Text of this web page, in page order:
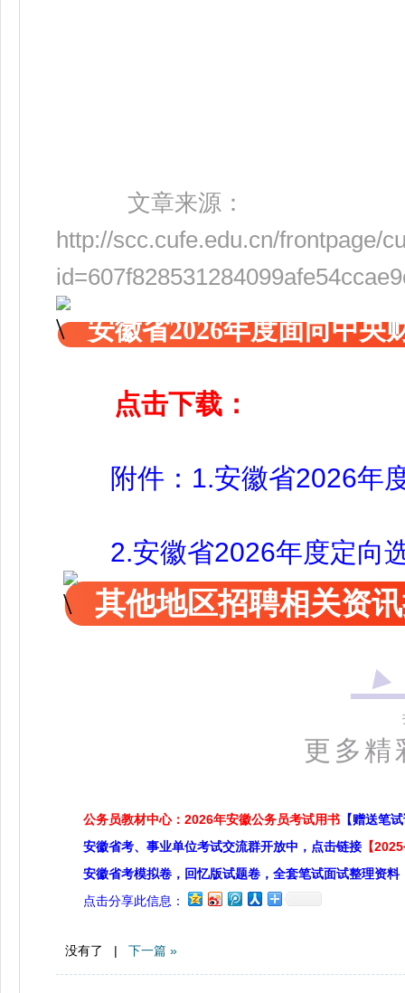
文章来源：
http://scc.cufe.edu.cn/frontpage/
安徽省2026年度面向中央
点击下载：
附件：1.安徽省2026年
2.安徽省2026年度定向
其他地区招聘相关资
更多精
公务员教材中心：2026年安徽公务员考试用书 【赠送笔
安徽省考、事业单位考试交流群开放中，点击链接 【
安徽省考模拟卷，回忆版试题卷，全套笔试面试整理资料
点击分享此信息：
没有了 | 下一篇 »